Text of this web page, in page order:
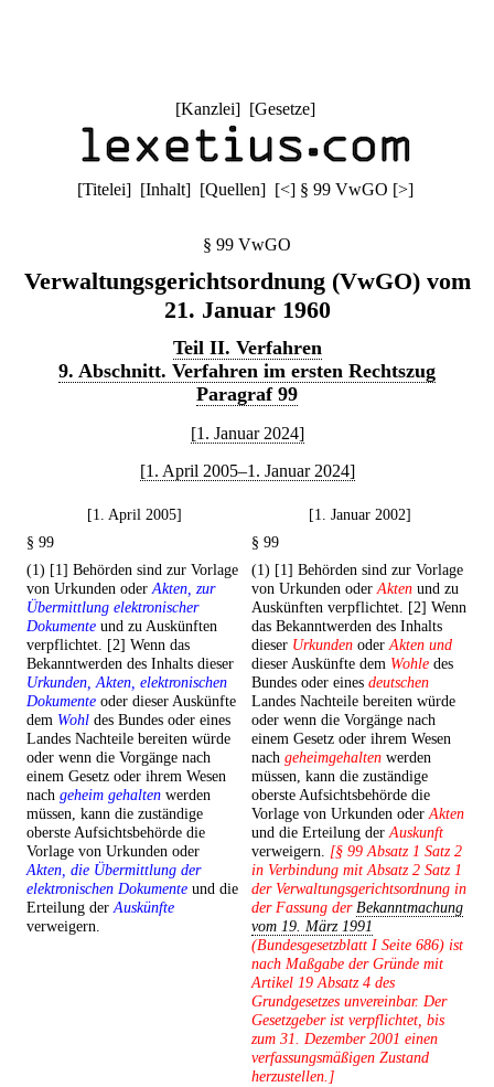
[Kanzlei] [Gesetze]
[Titelei] [Inhalt] [Quellen] [<] § 99 VwGO [>]
§ 99 VwGO
Verwaltungsgerichtsordnung (VwGO) vom
21. Januar 1960
Teil II. Verfahren
9. Abschnitt. Verfahren im ersten Rechtszug
Paragraf 99
[1. Januar 2024]
[1. April 2005–1. Januar 2024]
[1. April 2005]
[1. Januar 2002]
§ 99
§ 99
(1) [1] Behörden sind zur Vorlage
von Urkunden oderAkten, zur
Übermittlung elektronischer
Dokumente und zu Auskünften
verpflichtet. [2] Wenn das
Bekanntwerden des Inhalts dieser
Urkunden, Akten, elektronischen
Dokumente oder dieser Auskünfte
dem Wohl des Bundes oder eines
Landes Nachteile bereiten würde
oder wenn die Vorgänge nach
einem Gesetz oder ihrem Wesen
nach geheim gehalten werden
müssen, kann die zuständige
oberste Aufsichtsbehörde die
Vorlage von Urkunden oder
Akten, die Übermittlung der
elektronischen Dokumente und die
Erteilung derAuskünfte
verweigern.
(1) [1] Behörden sind zur Vorlage
von Urkunden oderAkten und zu
Auskünften verpflichtet. [2] Wenn
das Bekanntwerden des Inhalts
dieser Urkunden oderAkten und
dieser Auskünfte dem Wohle des
Bundes oder eines deutschen
Landes Nachteile bereiten würde
oder wenn die Vorgänge nach
einem Gesetz oder ihrem Wesen
nach geheimgehalten werden
müssen, kann die zuständige
oberste Aufsichtsbehörde die
Vorlage von Urkunden oderAkten
und die Erteilung derAuskunft
verweigern. [§ 99 Absatz 1 Satz 2
in Verbindung mit Absatz 2 Satz 1
der Verwaltungsgerichtsordnung in
der Fassung derBekanntmachung
vom 19. März 1991
(Bundesgesetzblatt I Seite 686) ist
nach Maßgabe der Gründe mit
Artikel 19 Absatz 4 des
Grundgesetzes unvereinbar. Der
Gesetzgeber ist verpflichtet, bis
zum 31. Dezember 2001 einen
verfassungsmäßigen Zustand
herzustellen.]